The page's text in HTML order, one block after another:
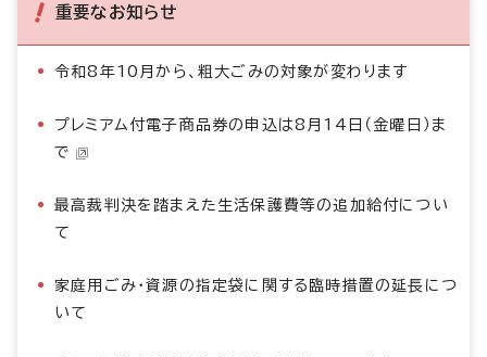
重要なお知らせ
令和8年10月から、粗大ごみの対象が変わります
プレミアム付電子商品券の申込は8月14日（金曜日）ま
で
最高裁判決を踏まえた生活保護費等の追加給付につい
て
家庭用ごみ・資源の指定袋に関する臨時措置の延長につ
いて